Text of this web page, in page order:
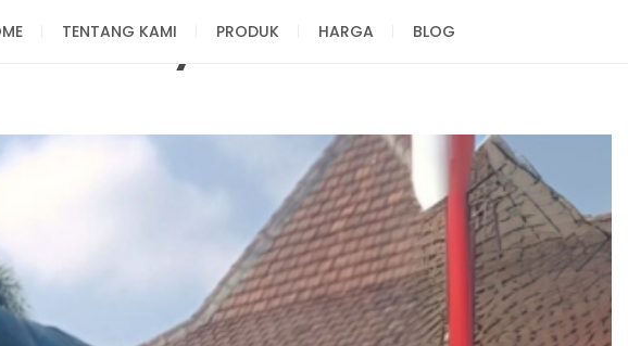
TENTANG KAMI PRODUK HARGA BLOG
Budidaya Sukses